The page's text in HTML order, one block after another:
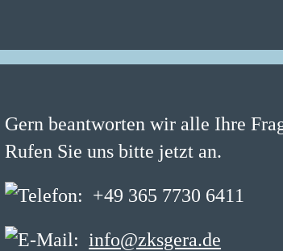
Gern beantworten wir alle Ihre
Rufen Sie uns bitte jetzt an.
+49 365 7730 6411
info@zksgera.de